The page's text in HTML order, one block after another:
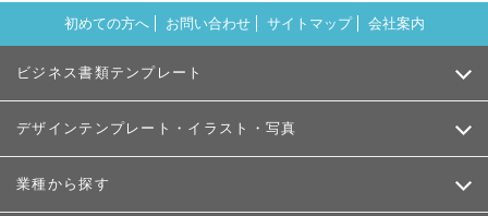
初めての方へ お問い合わせ サイトマップ 会社案内
ビジネス書類テンプレート
デザインテンプレート・イラスト・写真
業種から探す